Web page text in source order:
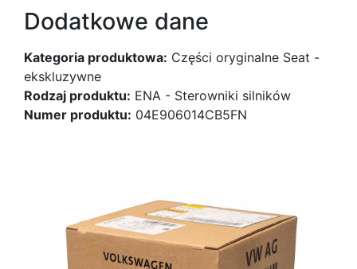
Dodatkowe dane
Kategoria produktowa: Części oryginalne Seat -
ekskluzywne
Rodzaj produktu: ENA - Sterowniki silników
Numer produktu: 04E906014CB5FN